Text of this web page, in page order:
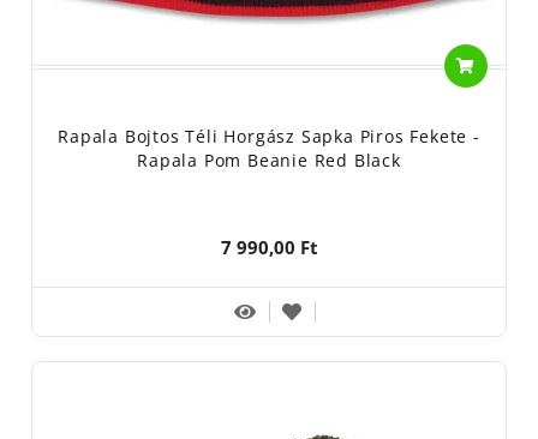
Rapala Bojtos Téli Horgász Sapka Piros Fekete -
Rapala Pom Beanie Red Black
7 990,00 Ft